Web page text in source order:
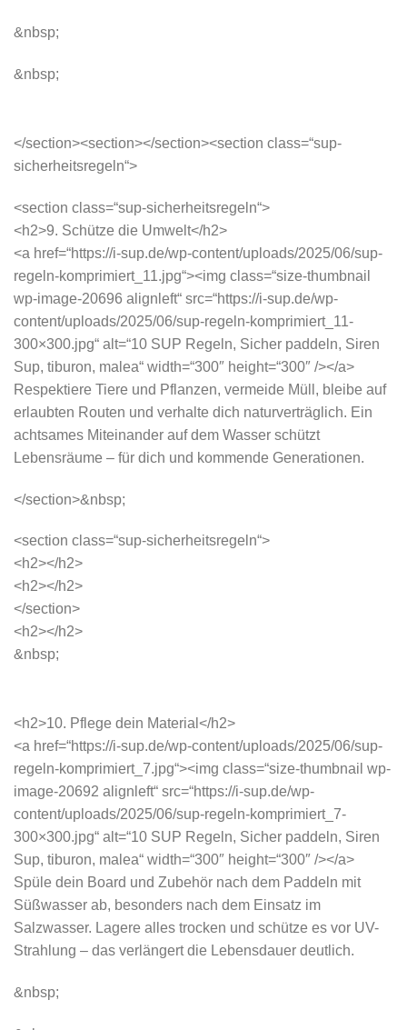
&nbsp;
&nbsp;
</section><section></section><section class=“sup-
sicherheitsregeln“>
<section class=“sup-sicherheitsregeln“>
<h2>9. Schütze die Umwelt</h2>
<a href=“https://i-sup.de/wp-content/uploads/2025/06/sup-
regeln-komprimiert_11.jpg“><img class=“size-thumbnail
wp-image-20696 alignleft“ src=“https://i-sup.de/wp-
content/uploads/2025/06/sup-regeln-komprimiert_11-
300×300.jpg“ alt=“10 SUP Regeln, Sicher paddeln, Siren
Sup, tiburon, malea“ width=“300″ height=“300″ /></a>
Respektiere Tiere und Pflanzen, vermeide Müll, bleibe auf
erlaubten Routen und verhalte dich naturverträglich. Ein
achtsames Miteinander auf dem Wasser schützt
Lebensräume – für dich und kommende Generationen.
</section>&nbsp;
<section class=“sup-sicherheitsregeln“>
<h2></h2>
<h2></h2>
</section>
<h2></h2>
&nbsp;
<h2>10. Pflege dein Material</h2>
<a href=“https://i-sup.de/wp-content/uploads/2025/06/sup-
regeln-komprimiert_7.jpg“><img class=“size-thumbnail wp-
image-20692 alignleft“ src=“https://i-sup.de/wp-
content/uploads/2025/06/sup-regeln-komprimiert_7-
300×300.jpg“ alt=“10 SUP Regeln, Sicher paddeln, Siren
Sup, tiburon, malea“ width=“300″ height=“300″ /></a>
Spüle dein Board und Zubehör nach dem Paddeln mit
Süßwasser ab, besonders nach dem Einsatz im
Salzwasser. Lagere alles trocken und schütze es vor UV-
Strahlung – das verlängert die Lebensdauer deutlich.
&nbsp;